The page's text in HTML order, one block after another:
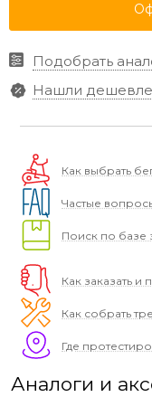
Подобрать
Нашли
Как выбрать
Частые
Поиск по базе
Как заказать и
Как собрать
Где
Аналоги и